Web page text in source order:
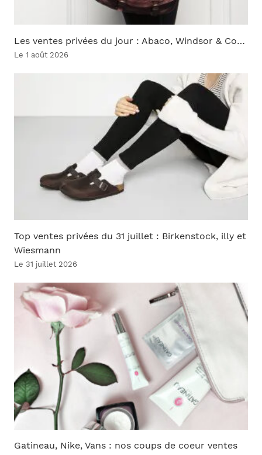
Les ventes privées du jour : Abaco, Windsor & Co…
Le 1 août 2026
Top ventes privées du 31 juillet : Birkenstock, illy et
Wiesmann
Le 31 juillet 2026
Gatineau, Nike, Vans : nos coups de coeur ventes